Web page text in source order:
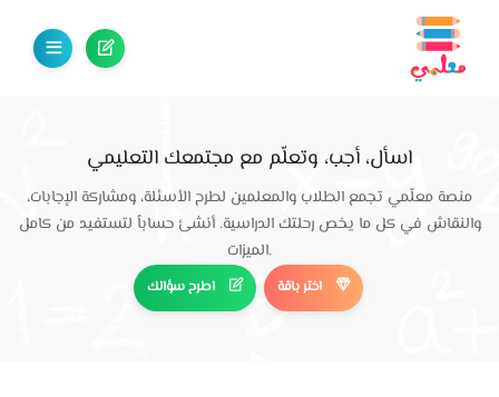
اسأل، أجب، وتعلّم مع مجتمعك التعليمي
منصة معلّمي تجمع الطلاب والمعلمين لطرح الأسئلة، ومشاركة الإجابات،
والنقاش في كل ما يخص رحلتك الدراسية. أنشئ حساباً لتستفيد من كامل
الميزات.
اطرح سؤالك اختر باقة